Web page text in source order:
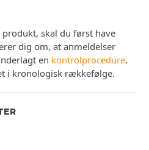
skal du først have
dig om, at anmeldelser
en kontrolprocedure.
i kronologisk rækkefølge.